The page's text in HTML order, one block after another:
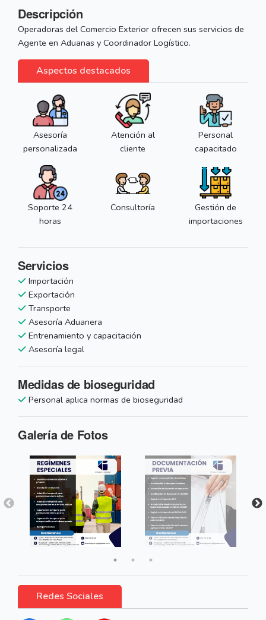
Descripción
Operadoras del Comercio Exterior ofrecen sus servicios de
Agente en Aduanas y Coordinador Logístico.
Aspectos destacados
Asesoría
personalizada
Atención al
cliente
Personal
capacitado
Soporte 24
horas
Consultoría
Gestión de
importaciones
Servicios
Importación
Exportación
Transporte
Asesoría Aduanera
Entrenamiento y capacitación
Asesoría legal
Medidas de bioseguridad
Personal aplica normas de bioseguridad
Galería de Fotos
Redes Sociales